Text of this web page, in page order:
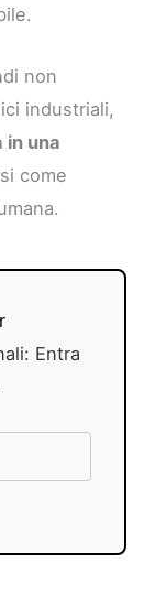
non
industriali,
in una
come
Entra